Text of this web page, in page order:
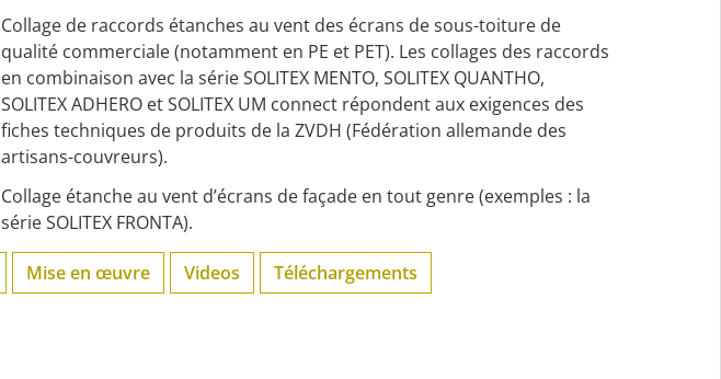
Collage de raccords étanches au vent des écrans de sous-toiture de
qualité commerciale (notamment en PE et PET). Les collages des raccords
en combinaison avec la série SOLITEX MENTO, SOLITEX QUANTHO,
SOLITEX ADHERO et SOLITEX UM connect répondent aux exigences des
fiches techniques de produits de la ZVDH (Fédération allemande des
artisans-couvreurs).
Collage étanche au vent d’écrans de façade en tout genre (exemples : la
série SOLITEX FRONTA).
Mise en œuvre Videos Téléchargements